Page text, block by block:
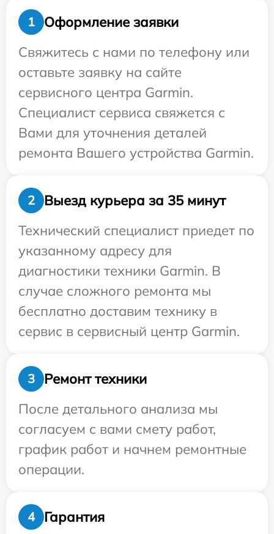
1
Оформление заявки
Свяжитесь с нами по телефону или
оставьте заявку на сайте
сервисного центра Garmin.
Специалист сервиса свяжется с
Вами для уточнения деталей
ремонта Вашего устройства Garmin.
2
Выезд курьера за 35 минут
Технический специалист приедет по
указанному адресу для
диагностики техники Garmin. В
случае сложного ремонта мы
бесплатно доставим технику в
сервис в сервисный центр Garmin.
3
Ремонт техники
После детального анализа мы
согласуем с вами смету работ,
график работ и начнем ремонтные
операции.
4 Гарантия